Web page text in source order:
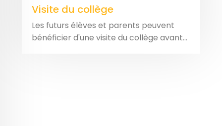
Visite du collège
Les futurs élèves et parents peuvent
bénéficier d'une visite du collège avant...